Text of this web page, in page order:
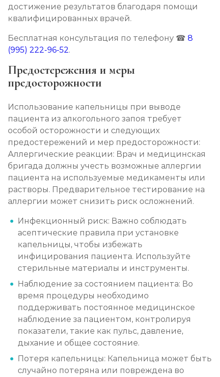
достижение результатов благодаря помощи
квалифицированных врачей.
Бесплатная консультация по телефону ☎ 8
(995) 222-96-52.
Предостережения и меры
предосторожности
Использование капельницы при выводе
пациента из алкогольного запоя требует
особой осторожности и следующих
предостережений и мер предосторожности:
Аллергические реакции: Врач и медицинская
бригада должны учесть возможные аллергии
пациента на используемые медикаменты или
растворы. Предварительное тестирование на
аллергии может снизить риск осложнений.
Инфекционный риск: Важно соблюдать
асептические правила при установке
капельницы, чтобы избежать
инфицирования пациента. Используйте
стерильные материалы и инструменты.
Наблюдение за состоянием пациента: Во
время процедуры необходимо
поддерживать постоянное медицинское
наблюдение за пациентом, контролируя
показатели, такие как пульс, давление,
дыхание и общее состояние.
Потеря капельницы: Капельница может быть
случайно потеряна или повреждена во